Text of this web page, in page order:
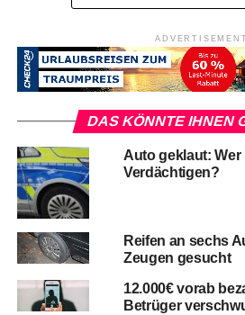
ADVERTISEMENT
DAS KÖNNTE IHNEN
Auto geklaut:
Verdächtigen?
Reifen an sechs
Zeugen gesucht
12.000€ vorab
Betrüger